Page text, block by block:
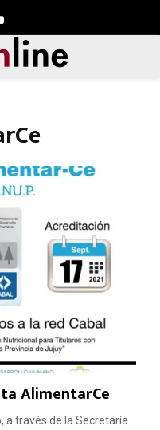
Youtube
AlimentarCe
a través de la Secretaría